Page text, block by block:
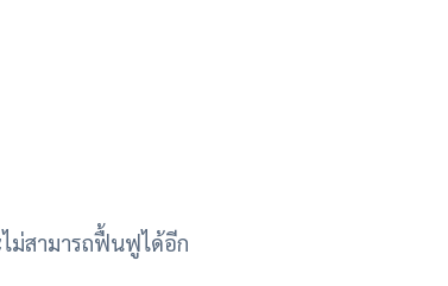
ม่สามารถฟื้นฟูได้อีก